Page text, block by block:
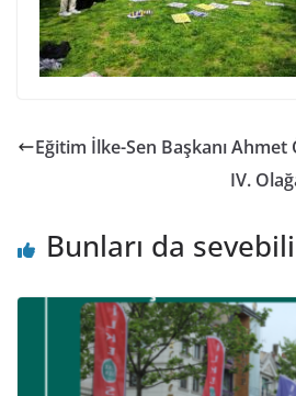
Eğitim İlke-Sen Başkanı Ahmet
IV.
Bunları da